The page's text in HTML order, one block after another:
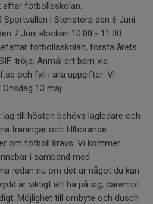
efter fotbollsskolan.
i Stenstorp den 6 Juni
7 Juni klockan 10.00 - 11.00
fotbollsskolan, första årets
tröja. Anmäl ert barn via
och fyll i alla uppgifter. Vi
13 maj.
till hösten behövs lagledare och
träningar och tillhörande
om fotboll krävs. Vi kommer
i samband med
redan nu om det är något du kan
är viktigt att ha på sig, däremot
Möjlighet till ombyte och dusch